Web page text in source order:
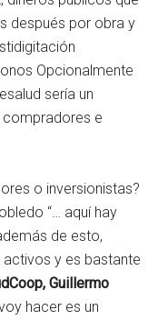
después por obra y
Opcionalmente
sería un
e
o inversionistas?
“… aquí hay
de esto,
y es bastante
Guillermo
hacer es un